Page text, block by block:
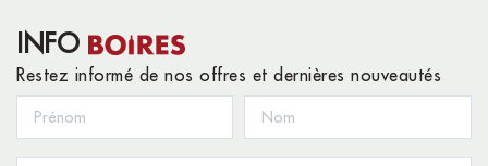
INFO
Restez informé de nos offres et dernières nouveautés